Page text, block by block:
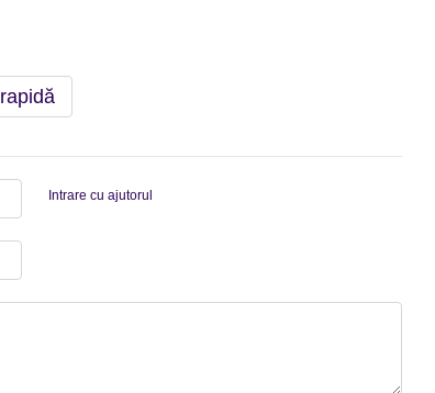
Intrare cu ajutorul